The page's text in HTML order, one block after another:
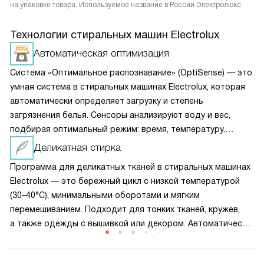
на упаковке товара. Используемое название в России Электролюкс
Технологии стиральных машин Electrolux
Автоматическая оптимизация
Система «Оптимальное распознавание» (OptiSense) — это
умная система в стиральных машинах Electrolux, которая
автоматически определяет загрузку и степень
загрязнения белья. Сенсоры анализируют воду и вес,
подбирая оптимальный режим: время, температуру,
расход воды и энергии. Результат — идеальная чистота
с минимальными затратами.
Деликатная стирка
Программа для деликатных тканей в стиральных машинах
Electrolux — это бережный цикл с низкой температурой
(30–40°C), минимальными оборотами и мягким
перемешиванием. Подходит для тонких тканей, кружев,
а также одежды с вышивкой или декором. Автоматически